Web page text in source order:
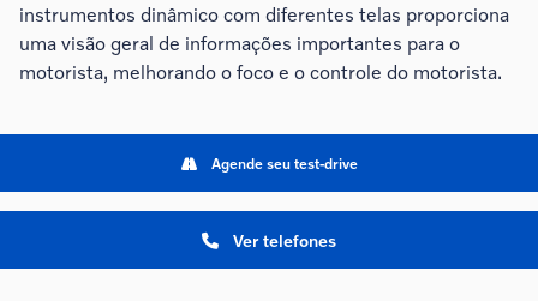
instrumentos dinâmico com diferentes telas proporciona
uma visão geral de informações importantes para o
motorista, melhorando o foco e o controle do motorista.
Ver telefones
Agende seu test-drive